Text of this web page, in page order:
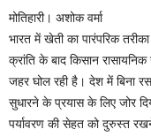
मोतिहारी। अशोक वर्मा
भारत में खेती का पारंपरिक
क्रांति के बाद किसान
जहर घोल रही है। देश में बिना
सुधारने के प्रयास के लिए जोर
पर्यावरण की सेहत को दुरुस्त